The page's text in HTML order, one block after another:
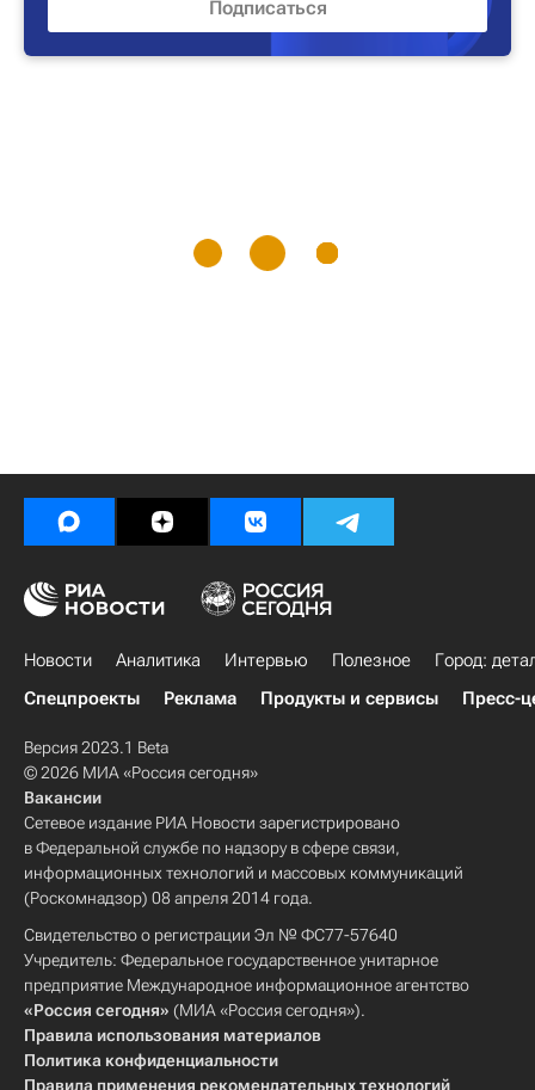
Новости Аналитика Интервью Полезное
Город:
Спецпроекты
Реклама Продукты и сервисы Пресс-
Версия 2023.1 Beta
© 2026 МИА «Россия сегодня»
Вакансии
Сетевое издание РИА Новости зарегистрировано
в Федеральной службе по надзору в сфере связи,
информационных технологий и массовых коммуникаций
(Роскомнадзор) 08 апреля 2014 года.
Свидетельство о регистрации Эл № ФС77-57640
Учредитель: Федеральное государственное унитарное
предприятие Международное информационное агентство
«Россия сегодня» (МИА «Россия сегодня»).
Правила использования материалов
Политика конфиденциальности
Правила применения рекомендательных технологий